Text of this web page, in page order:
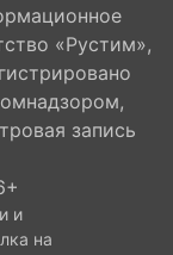
«Рустим»,
запись
и
на